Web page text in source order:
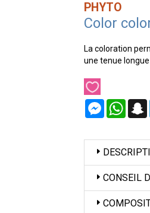
PHYTO
Color
La coloration
une tenue longue
Messenger
CONSEIL